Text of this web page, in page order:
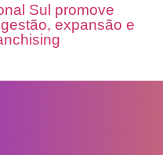
Sul promove
expansão e